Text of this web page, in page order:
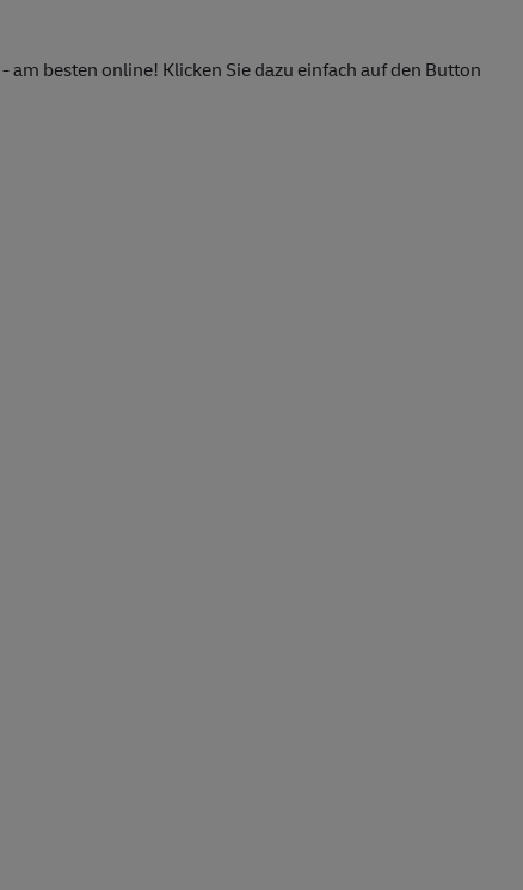
- am besten online! Klicken Sie dazu einfach auf den Button